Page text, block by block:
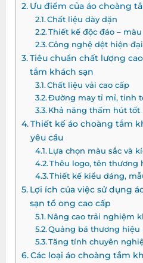
Ưu điểm của áo choàng
Chất liệu dày dặn
Thiết kế độc đáo –
Công nghệ dệt hiện đại
Tiêu chuẩn chất lượng
tắm khách sạn
Chất liệu vải cao cấp
Đường may tỉ mỉ, tinh
Khả năng thấm hút tốt
Thiết kế áo choàng tắm
yêu cầu
Lựa chọn màu sắc và
Thêu logo, tên thương
Thiết kế kiểu dáng,
Lợi ích của việc sử dụng
sạn tổ ong cao cấp
Nâng cao trải nghiệm
Quảng bá thương hiệu
Tăng tính chuyên
Các loại áo choàng tắm